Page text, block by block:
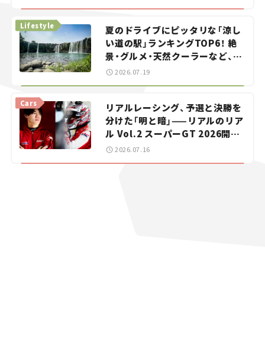
夏のドライブにピッタリな「涼し
い道の駅」ランキングTOP6！ 絶
景・グルメ・天然クーラーなど、避
暑におすすめのスポットを紹介
Lifestyle
2026.07.19
リアルレーシング、予選と決勝を
分けた「明と暗」——リアルのリア
ル Vol.2 スーパーGT 2026開幕
戦 岡山国際サーキット
Cars
2026.07.16